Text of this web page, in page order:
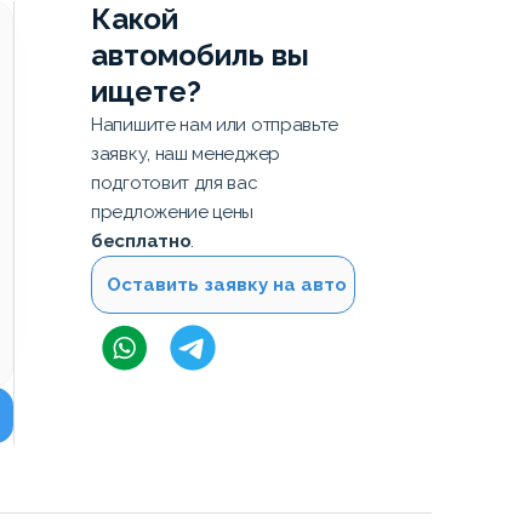
Какой
автомобиль вы
ищете?
Напишите нам или отправьте
заявку, наш менеджер
подготовит для вас
предложение цены
бесплатно.
Оставить заявку на авто